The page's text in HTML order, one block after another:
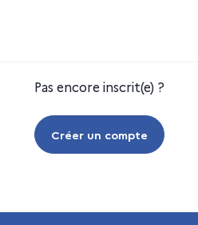
Pas encore inscrit(e) ?
Créer un compte